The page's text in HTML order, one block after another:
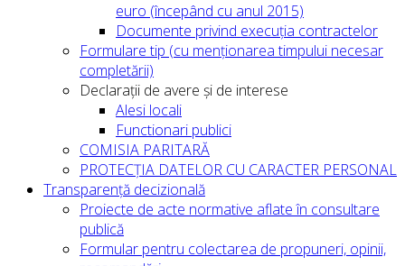
euro (începând cu anul 2015)
Documente privind execuția contractelor
Formulare tip (cu menționarea timpului necesar
completării)
Declarații de avere și de interese
Alesi locali
Functionari publici
COMISIA PARITARĂ
PROTECȚIA DATELOR CU CARACTER PERSONAL
Transparență decizională
Proiecte de acte normative aflate în consultare
publică
Formular pentru colectarea de propuneri, opinii,